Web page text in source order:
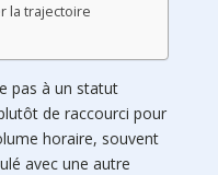
la trajectoire
pas à un statut
de raccourci pour
horaire, souvent
avec une autre